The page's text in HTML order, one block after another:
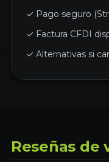
✓ Pago seguro
✓ Factura CFDI
✓ Alternativas si
Reseñas de